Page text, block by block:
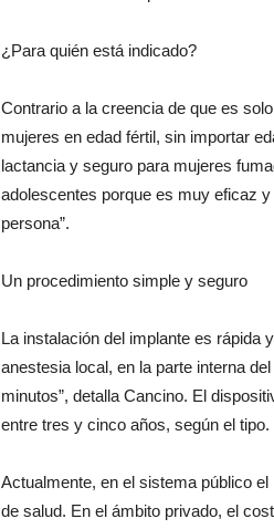
¿Para quién está indicado?
Contrario a la creencia de que es
mujeres en edad fértil, sin importar
lactancia y seguro para mujeres
adolescentes porque es muy eficaz
persona”.
Un procedimiento simple y seguro
La instalación del implante es rápida
anestesia local, en la parte interna
minutos”, detalla Cancino. El
entre tres y cinco años, según el tipo.
Actualmente, en el sistema público
de salud. En el ámbito privado, el